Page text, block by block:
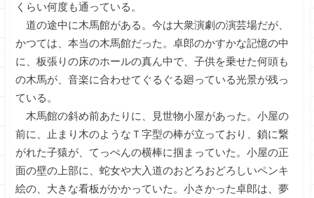
くらい何度も通っている。
道の途中に木馬館がある。今は大衆演劇の演芸場だが、
かつては、本当の木馬館だった。卓郎のかすかな記憶の中
に、板張りの床のホールの真ん中で、子供を乗せた何頭も
の木馬が、音楽に合わせてぐるぐる廻っている光景が残っ
ている。
木馬館の斜め前あたりに、見世物小屋があった。小屋の
前に、止まり木のようなＴ字型の棒が立っており、鎖に繋
がれた子猿が、てっぺんの横棒に掴まっていた。小屋の正
面の壁の上部に、蛇女や大入道のおどろおどろしいペンキ
絵の、大きな看板がかかっていた。小さかった卓郎は、夢